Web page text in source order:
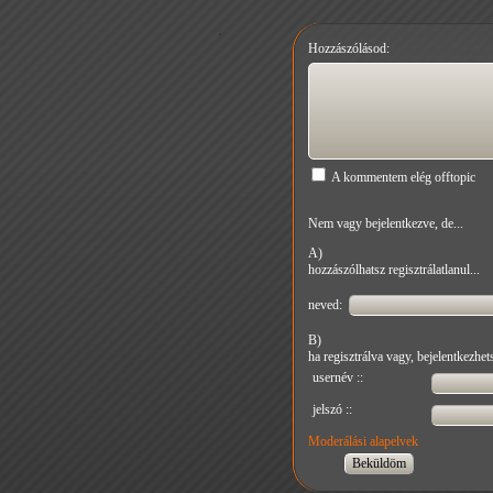
Hozzászólásod:
A kommentem elég offtopic
Nem vagy bejelentkezve, de...
A)
hozzászólhatsz regisztrálatlanul...
neved:
B)
ha regisztrálva vagy,
usernév ::
jelszó ::
Moderálási alapelvek